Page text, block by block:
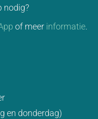
nodig?
of meer informatie.
en donderdag)